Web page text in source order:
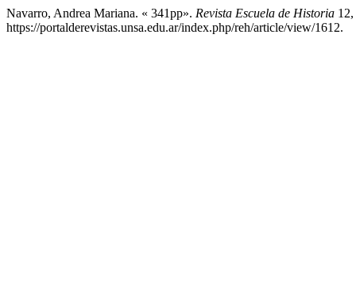
Navarro, Andrea Mariana. « 341pp». Revista Escuela de Historia
https://portalderevistas.unsa.edu.ar/index.php/reh/article/view/1612.